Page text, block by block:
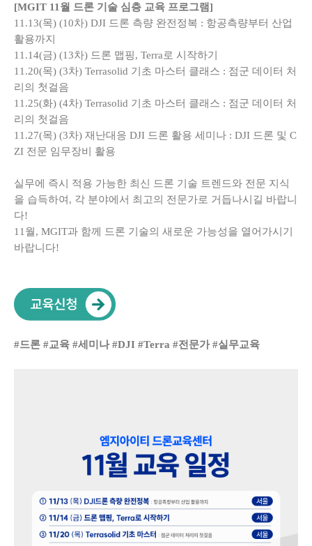
[MGIT 11월 드론 기술 심층 교육 프로그램]
11.13(목) (10차) DJI 드론 측량 완전정복 : 항공측량부터 산업
활용까지
11.14(금) (13차) 드론 맵핑, Terra로 시작하기
11.20(목) (3차) Terrasolid 기초 마스터 클래스 : 점군 데이터 처
리의 첫걸음
11.25(화) (4차) Terrasolid 기초 마스터 클래스 : 점군 데이터 처
리의 첫걸음
11.27(목) (3차) 재난대응 DJI 드론 활용 세미나 : DJI 드론 및 C
ZI 전문 임무장비 활용
실무에 즉시 적용 가능한 최신 드론 기술 트렌드와 전문 지식
을 습득하여, 각 분야에서 최고의 전문가로 거듭나시길 바랍니
다!
11월, MGIT과 함께 드론 기술의 새로운 가능성을 열어가시기
바랍니다!
#드론 #교육 #세미나 #DJI #Terra #전문가 #실무교육